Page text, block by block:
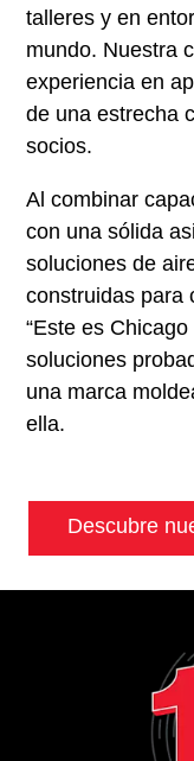
talleres y en
mundo. Nuestra
experiencia en
de una estrecha
socios.
Al combinar
con una sólida
soluciones de
construidas para
“Este es
soluciones
una marca
ella.
Descubre